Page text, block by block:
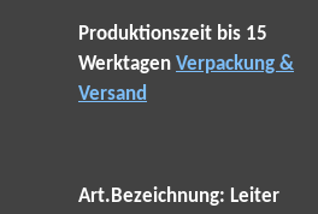
Produktionszeit bis 15
Werktagen Verpackung &
Versand
Art.Bezeichnung: Leiter